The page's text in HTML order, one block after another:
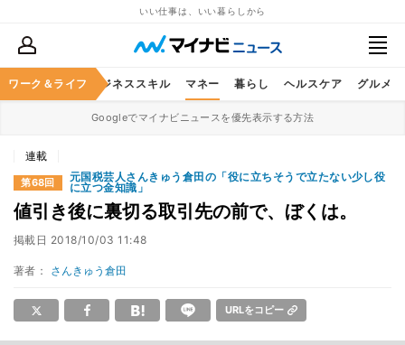
いい仕事は、いい暮らしから
ワーク＆ライフ
キャリア ビジネススキル マネー 暮らし ヘルスケア グルメ
Googleでマイナビニュースを優先表示する方法
連載
第68回
元国税芸人さんきゅう倉田の「役に立ちそうで立たない少し役
に立つ金知識」
値引き後に裏切る取引先の前で、ぼくは。
掲載日 2018/10/03 11:48
著者： さんきゅう倉田
URLをコピー